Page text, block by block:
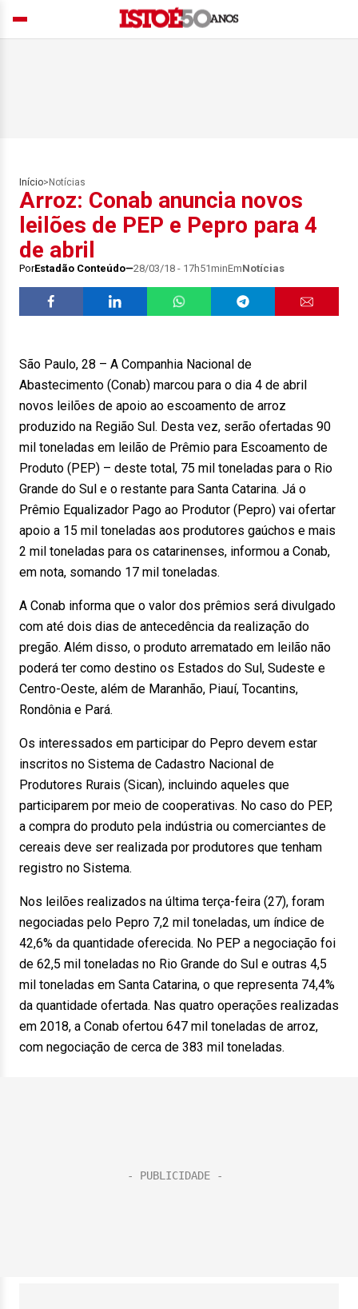
Início> Notícias
Arroz: Conab anuncia novos
leilões de PEP e Pepro para 4
de abril
PorEstadão Conteúdo 28/03/18 - 17h51minEmNotícias
São Paulo, 28 – A Companhia Nacional de
Abastecimento (Conab) marcou para o dia 4 de abril
novos leilões de apoio ao escoamento de arroz
produzido na Região Sul. Desta vez, serão ofertadas 90
mil toneladas em leilão de Prêmio para Escoamento de
Produto (PEP) – deste total, 75 mil toneladas para o Rio
Grande do Sul e o restante para Santa Catarina. Já o
Prêmio Equalizador Pago ao Produtor (Pepro) vai ofertar
apoio a 15 mil toneladas aos produtores gaúchos e mais
2 mil toneladas para os catarinenses, informou a Conab,
em nota, somando 17 mil toneladas.
A Conab informa que o valor dos prêmios será divulgado
com até dois dias de antecedência da realização do
pregão. Além disso, o produto arrematado em leilão não
poderá ter como destino os Estados do Sul, Sudeste e
Centro-Oeste, além de Maranhão, Piauí, Tocantins,
Rondônia e Pará.
Os interessados em participar do Pepro devem estar
inscritos no Sistema de Cadastro Nacional de
Produtores Rurais (Sican), incluindo aqueles que
participarem por meio de cooperativas. No caso do PEP,
a compra do produto pela indústria ou comerciantes de
cereais deve ser realizada por produtores que tenham
registro no Sistema.
Nos leilões realizados na última terça-feira (27), foram
negociadas pelo Pepro 7,2 mil toneladas, um índice de
42,6% da quantidade oferecida. No PEP a negociação foi
de 62,5 mil toneladas no Rio Grande do Sul e outras 4,5
mil toneladas em Santa Catarina, o que representa 74,4%
da quantidade ofertada. Nas quatro operações realizadas
em 2018, a Conab ofertou 647 mil toneladas de arroz,
com negociação de cerca de 383 mil toneladas.